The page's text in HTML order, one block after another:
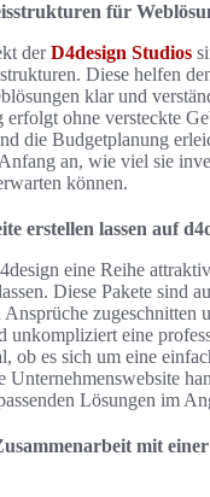
für
derD4design Studios
Diese helfen
klar und
erfolgt ohne versteckte
die Budgetplanung
an, wie viel sie
können.
erstellen lassen auf
eine Reihe
Diese Pakete sind
zugeschnitten
unkompliziert eine
ob es sich um eine
Unternehmenswebsite
Lösungen im
mit